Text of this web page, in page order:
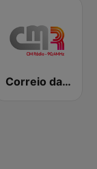
Correio da Manhã Rádio